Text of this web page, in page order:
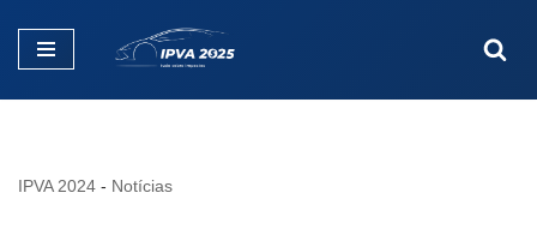
Pular
IPVA 2024 - Notícias